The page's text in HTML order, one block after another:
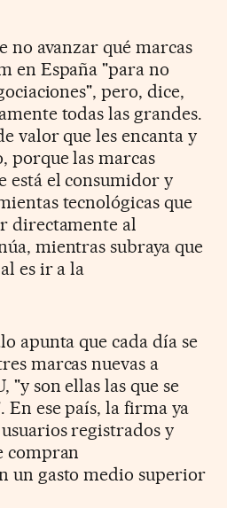
avanzar qué marcas
en España "para no
pero, dice,
todas las grandes.
valor que les encanta y
porque las marcas
está el consumidor y
tecnológicas que
directamente al
mientras subraya que
es ir a la
apunta que cada día se
marcas nuevas a
"y son ellas las que se
En ese país, la firma ya
registrados y
compran
un gasto medio superior